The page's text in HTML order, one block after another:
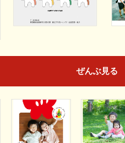
ぜんぶ見る